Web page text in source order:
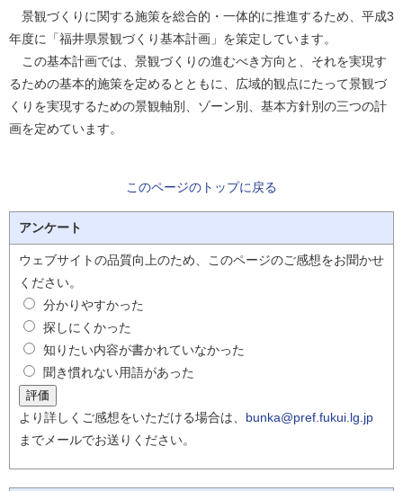
景観づくりに関する施策を総合的・一体的に推進するため、平成3
年度に「福井県景観づくり基本計画」を策定しています。
この基本計画では、景観づくりの進むべき方向と、それを実現す
るための基本的施策を定めるとともに、広域的観点にたって景観づ
くりを実現するための景観軸別、ゾーン別、基本方針別の三つの計
画を定めています。
このページのトップに戻る
アンケート
ウェブサイトの品質向上のため、このページのご感想をお聞かせ
ください。
分かりやすかった
探しにくかった
知りたい内容が書かれていなかった
聞き慣れない用語があった
より詳しくご感想をいただける場合は、 bunka@pref.fukui.lg.jp
までメールでお送りください。